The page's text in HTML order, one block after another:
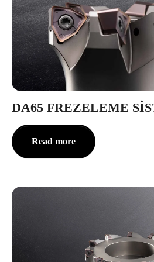
DA65 FREZELEME
Read more